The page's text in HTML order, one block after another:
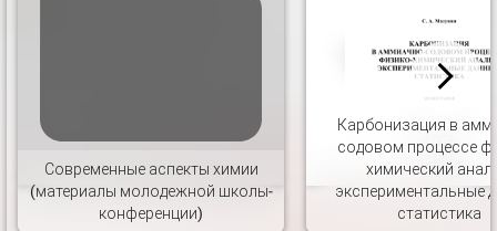
Современные аспекты химии
(материалы молодежной школы-
конференции)
Карбонизация в
содовом процессе
химический
экспериментальные
статистика